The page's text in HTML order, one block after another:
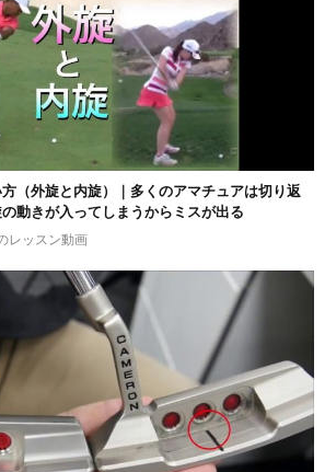
（外旋と内旋）｜多くのアマチュアは切り返
動きが入ってしまうからミスが出る
レッスン動画